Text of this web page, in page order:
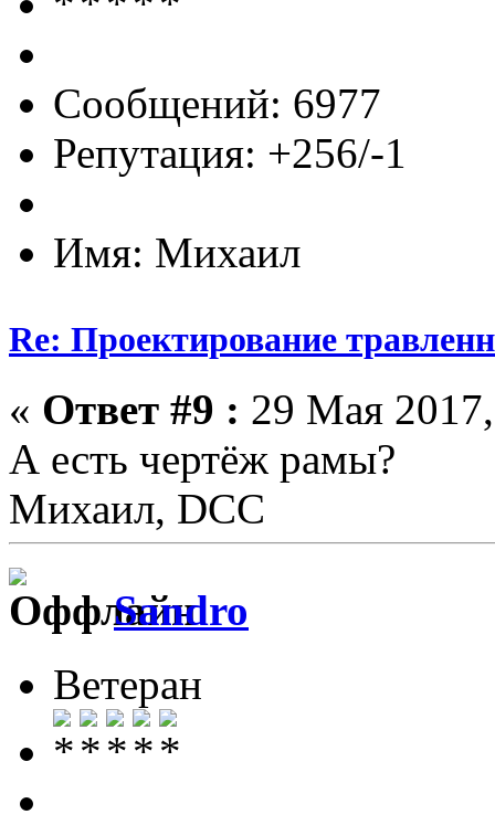
Сообщений: 6977
Репутация: +256/-1
Имя: Михаил
Re: Проектирование
« Ответ #9 : 29 Мая
А есть чертёж рамы?
Михаил, DCC
Sandro
Ветеран